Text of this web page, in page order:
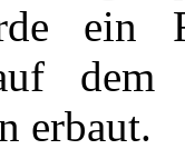
ein
erbaut.